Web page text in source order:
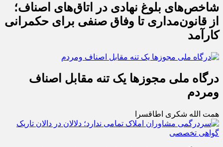
شاخص‌های بلوغ نهادی در اتاق‌های اصناف؛
از قانون‌مداری تا وفاق صنفی برای حکمرانی
کارآمد
درگاه ملی مجوزها یک تنه مقابل اصناف
ومردم
همت الله شکری اطاقسرا